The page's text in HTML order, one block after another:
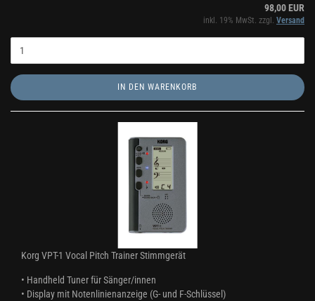
98,00 EUR
inkl. 19% MwSt. zzgl. Versand
IN DEN WARENKORB
Korg VPT-1 Vocal Pitch Trainer Stimmgerät
• Handheld Tuner für Sänger/innen
• Display mit Notenlinienanzeige (G- und F-Schlüssel)